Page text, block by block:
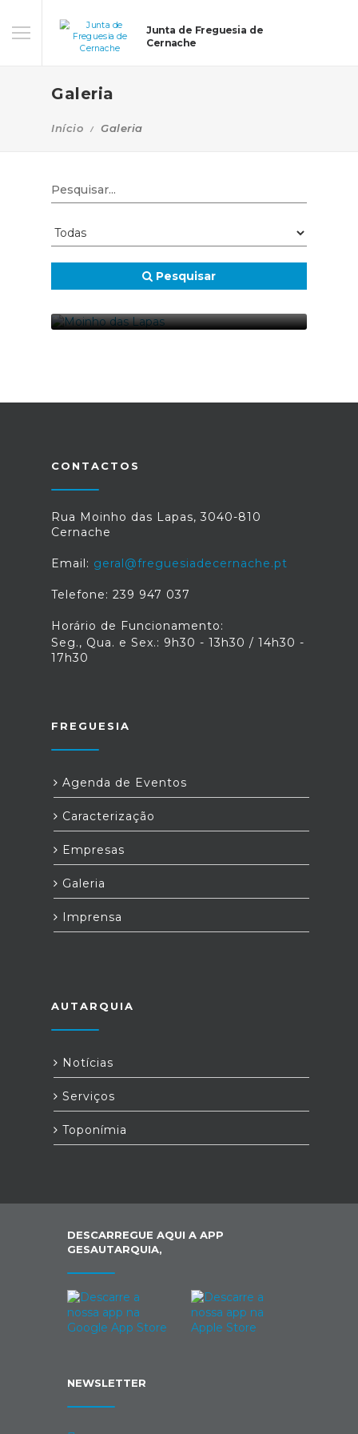
Junta de Freguesia de
Cernache
Galeria
Início Galeria
Pesquisar
CONTACTOS
Rua Moinho das Lapas, 3040-810
Cernache
Email: geral@freguesiadecernache.pt
Telefone: 239 947 037
Horário de Funcionamento:
Seg., Qua. e Sex.: 9h30 - 13h30 / 14h30 -
17h30
FREGUESIA
Agenda de Eventos
Caracterização
Empresas
Galeria
Imprensa
AUTARQUIA
Notícias
Serviços
Toponímia
DESCARREGUE AQUI A APP
GESAUTARQUIA,
NEWSLETTER